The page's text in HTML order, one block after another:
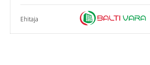
Ehitaja